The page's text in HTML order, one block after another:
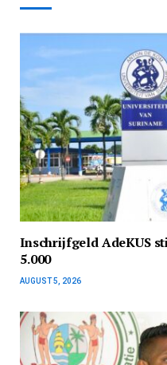
Inschrijfgeld AdeKUS
5.000
AUGUST 5, 2026